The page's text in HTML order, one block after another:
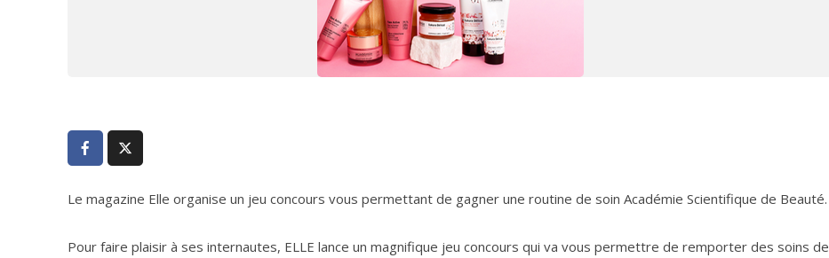
Le magazine Elle organise un jeu concours vous permettant de gagner une routine de soin Académie Scientifique de Beauté.
Pour faire plaisir à ses internautes, ELLE lance un magnifique jeu concours qui va vous permettre de remporter des soins de